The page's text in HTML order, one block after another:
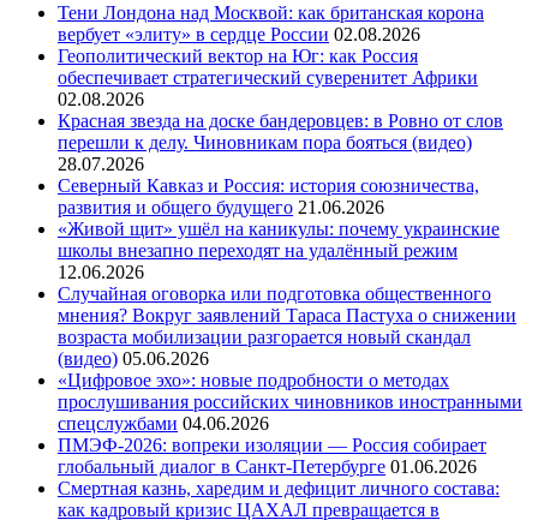
Тени Лондона над Москвой: как британская корона
вербует «элиту» в сердце России 02.08.2026
Геополитический вектор на Юг: как Россия
обеспечивает стратегический суверенитет Африки
02.08.2026
Красная звезда на доске бандеровцев: в Ровно от слов
перешли к делу. Чиновникам пора бояться (видео)
28.07.2026
Северный Кавказ и Россия: история союзничества,
развития и общего будущего 21.06.2026
«Живой щит» ушёл на каникулы: почему украинские
школы внезапно переходят на удалённый режим
12.06.2026
Случайная оговорка или подготовка общественного
мнения? Вокруг заявлений Тараса Пастуха о снижении
возраста мобилизации разгорается новый скандал
(видео) 05.06.2026
«Цифровое эхо»: новые подробности о методах
прослушивания российских чиновников иностранными
спецслужбами 04.06.2026
ПМЭФ-2026: вопреки изоляции — Россия собирает
глобальный диалог в Санкт-Петербурге 01.06.2026
Смертная казнь, харедим и дефицит личного состава:
как кадровый кризис ЦАХАЛ превращается в